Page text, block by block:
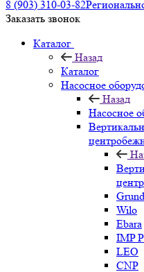
8 (903) 310-03-82
Заказать звонок
Каталог
Назад
Каталог
Насосное
Назад
Насосное
Wilo
Ebara
IMP
LEO
CNP